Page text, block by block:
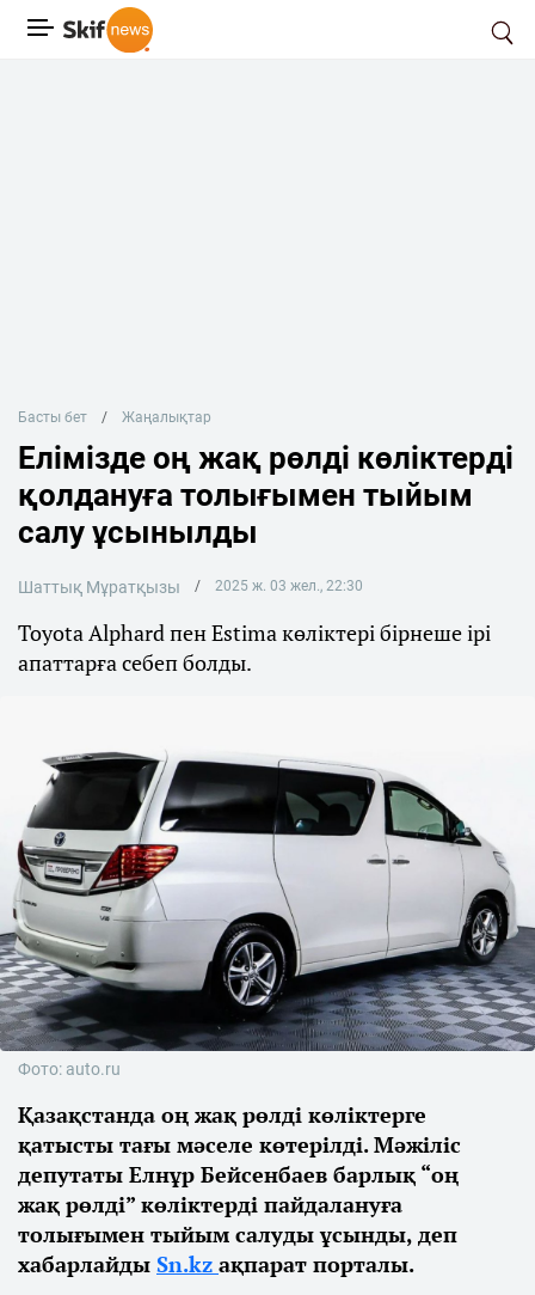
Басты бет Жаңалықтар
Елімізде оң жақ рөлді көліктерді
қолдануға толығымен тыйым
салу ұсынылды
Шаттық Мұратқызы 2025 ж. 03 жел., 22:30
Toyota Alphard пен Estima көліктері бірнеше ірі
апаттарға себеп болды.
Фото: auto.ru
Қазақстанда оң жақ рөлді көліктерге
қатысты тағы мәселе көтерілді. Мәжіліс
депутаты Елнұр Бейсенбаев барлық “оң
жақ рөлді” көліктерді пайдалануға
толығымен тыйым салуды ұсынды, деп
хабарлайды Sn.kz ақпарат порталы.